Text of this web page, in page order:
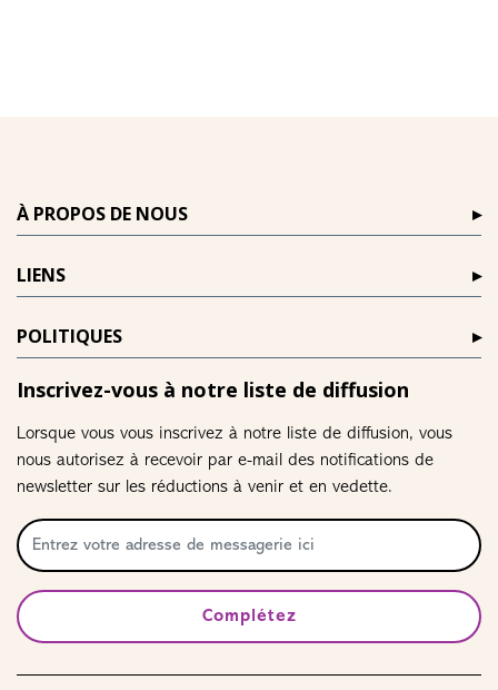
À PROPOS DE NOUS
LIENS
POLITIQUES
Inscrivez-vous à notre liste de diffusion
Lorsque vous vous inscrivez à notre liste de diffusion, vous
nous autorisez à recevoir par e-mail des notifications de
newsletter sur les réductions à venir et en vedette.
Complétez